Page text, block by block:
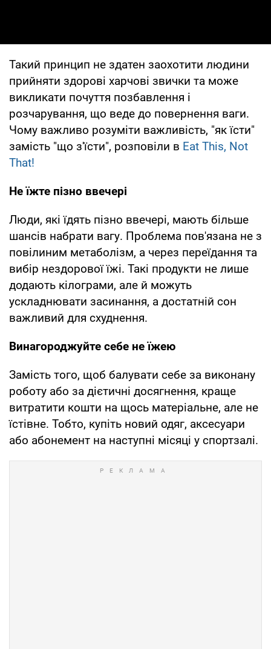
Такий принцип не здатен заохотити людини
прийняти здорові харчові звички та може
викликати почуття позбавлення і
розчарування, що веде до повернення ваги.
Чому важливо розуміти важливість, "як їсти"
замість "що з'їсти", розповіли в Eat This, Not
That!
Не їжте пізно ввечері
Люди, які їдять пізно ввечері, мають більше
шансів набрати вагу. Проблема пов'язана не з
повілиним метаболізм, а через переїдання та
вибір нездорової їжі. Такі продукти не лише
додають кілограми, але й можуть
ускладнювати засинання, а достатній сон
важливий для схуднення.
Винагороджуйте себе не їжею
Замість того, щоб балувати себе за виконану
роботу або за дієтичні досягнення, краще
витратити кошти на щось матеріальне, але не
їстівне. Тобто, купіть новий одяг, аксесуари
або абонемент на наступні місяці у спортзалі.